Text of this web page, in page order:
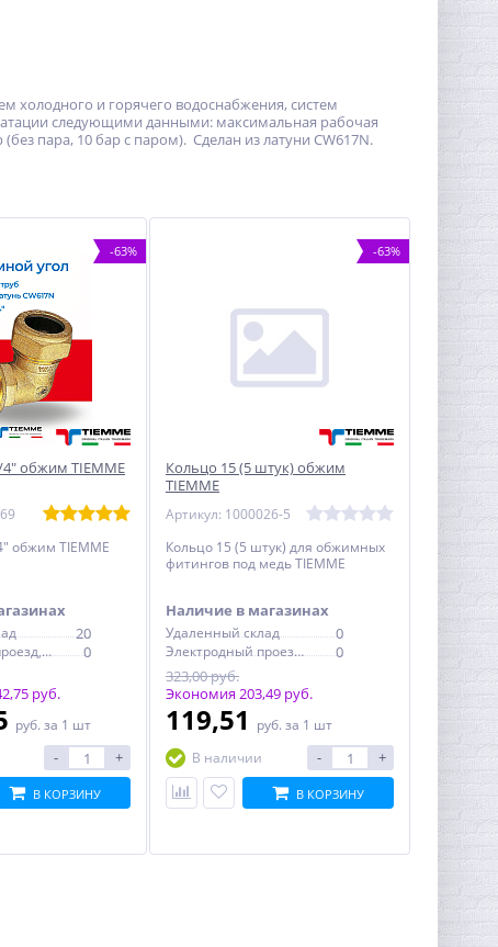
холодного и горячего водоснабжения, систем
следующими данными: максимальная рабочая
пара, 10 бар с паром). Сделан из латуни CW617N.
-63%
обжим TIEMME
обжим TIEMME
20
Электродный проезд, 6с1
0
руб.
руб. за 1 шт
- +
В КОРЗИНУ
-63%
Кольцо 15 (5 штук) обжим
TIEMME
Артикул: 1000026-5
Кольцо 15 (5 штук) для обжимных
фитингов под медь TIEMME
Наличие в магазинах
Удаленный склад 0
Электродный проезд, 6с1
0
323,00 руб.
Экономия 203,49 руб.
119,51 руб. за 1 шт
В наличии
- +
В КОРЗИНУ